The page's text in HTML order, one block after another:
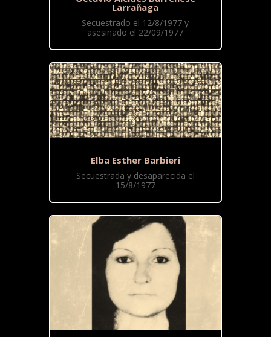
Larrañaga
Secuestrado el 12/8/1977 y
asesinado el 22/09/1977
Elba Esther Barbieri
Secuestrada y desaparecida el
15/8/1977